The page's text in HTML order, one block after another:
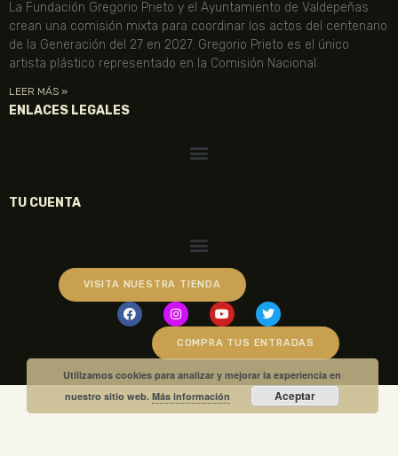
La Fundación Gregorio Prieto y el Ayuntamiento de Valdepeñas
crean una comisión mixta para coordinar los actos del centenario
de la Generación del 27 en 2027. Gregorio Prieto es el único
artista plástico representado en la Comisión Nacional.
LEER MÁS »
ENLACES LEGALES
TU CUENTA
VISITA NUESTRA TIENDA
COMPRA TUS ENTRADAS
Utilizamos cookies para analizar y mejorar la experiencia en
nuestro sitio web.Más información Aceptar